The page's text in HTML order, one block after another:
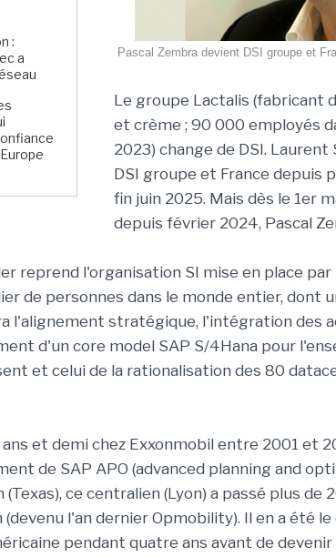
:
a
Pascal Zembra devient DSI groupe et
Le groupe Lactalis (fabricant
et crème ; 90 000 employés
2023) change de DSI.
DSI groupe et France depuis
fin juin 2025. Mais dès le 1er
depuis février 2024, Pascal
reprend l'organisation SI mise en place
de personnes dans le monde entier, dont
l'alignement stratégique, l'intégration des
d'un core model SAP S/4Hana pour
et celui de la rationalisation des 80
et demi chez Exxonmobil entre 2001 et
de SAP APO (advanced planning and
(Texas), ce centralien (Lyon) a passé plus de
(devenu l'an dernier Opmobility). Il en a été
pendant quatre ans avant de